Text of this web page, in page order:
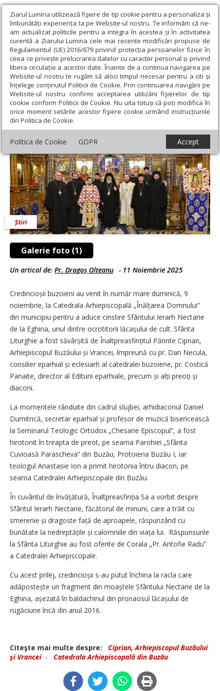
Ziarul Lumina utilizează fişiere de tip cookie pentru a personaliza și
îmbunătăți experiența ta pe Website-ul nostru. Te informăm că ne-
am actualizat politicile pentru a integra în acestea și în activitatea
curentă a Ziarului Lumina cele mai recente modificări propuse de
Regulamentul (UE) 2016/679 privind protecția persoanelor fizice în
ceea ce privește prelucrarea datelor cu caracter personal și privind
libera circulație a acestor date. Înainte de a continua navigarea pe
Website-ul nostru te rugăm să aloci timpul necesar pentru a citi și
înțelege conținutul Politicii de Cookie. Prin continuarea navigării pe
Website-ul nostru confirmi acceptarea utilizării fişierelor de tip
cookie conform Politicii de Cookie. Nu uita totuși că poți modifica în
orice moment setările acestor fişiere cookie urmând instrucțiunile
din Politica de Cookie.
Politica de Cookie GDPR Accept
Ziarul Lumina › Actualitate religioasă › Știri › Cinstire adusă
Sfântului Nectarie la Buzău
Cinstire adusă Sfântului Nectarie la Buzău
Galerie foto (1)
Știri
Un articol de: Pr. Dragoș Olteanu - 11 Noiembrie 2025
Credincioșii buzoieni au venit în număr mare duminică, 9
noiembrie, la Catedrala Arhiepiscopală „Înălțarea Domnului”
din municipiu pentru a aduce cinstire Sfântului Ierarh Nectarie
de la Eghina, unul dintre ocrotitorii lăcașului de cult. Sfânta
Liturghie a fost săvârșită de Înalt­preasfințitul Părinte Ciprian,
Arhiepiscopul Buzăului și Vrancei, împreună cu pr. Dan Necula,
consilier eparhial și eclesiarh al catedralei buzoiene, pr. Costică
Panaite, director al Editurii eparhiale, precum și alți preoți și
diaconi.
La momentele rânduite din cadrul slujbei, arhidiaconul Daniel
Dumitrică, secretar eparhial și profesor de muzică bisericească
la Seminarul Teologic Ortodox „Chesarie Episcopul”, a fost
hirotonit în treapta de preot, pe seama Parohiei „Sfânta
Cuvioasă Parascheva” din Buzău, Protoieria Buzău I, iar
teologul Anastasie Ion a primit hirotonia întru diacon, pe
seama Catedralei Arhiepiscopale din Buzău.
În cuvântul de învățătură, Înaltpreasfinția Sa a vorbit despre
Sfântul Ierarh Nectarie, făcătorul de minuni, care a trăit cu
smerenie și dragoste față de aproapele, răspunzând cu
bunătate la nedreptățile și calomniile din viața lui. Răspunsurile
la Sfânta Liturghie au fost oferite de Corala „Pr. Antofie Radu”
a Catedralei Arhiepiscopale.
Cu acest prilej, credincioșii s-au putut închina la racla care
adăpostește un fragment din moaș­tele Sfântului Nectarie de la
Eghina, așezată în baldachinul din pronaosul lăcașului de
rugăciune încă din anul 2016.
Citeşte mai multe despre:
Ciprian, Arhiepiscopul Buzăului
şi Vrancei- Catedrala Arhiepiscopală din Buzău